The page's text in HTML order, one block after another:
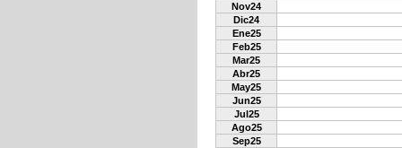
Nov24
Dic24
Ene25
Feb25
Mar25
Abr25
May25
Jun25
Jul25
Ago25
Sep25